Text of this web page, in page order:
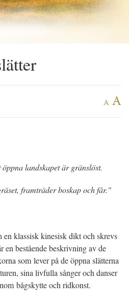
A A
landskapet är gränslöst.
framträder boskap och får."
klassisk kinesisk dikt och skrevs
en bestående beskrivning av de
som lever på de öppna slätterna
sina livfulla sånger och danser
bågskytte och ridkonst.